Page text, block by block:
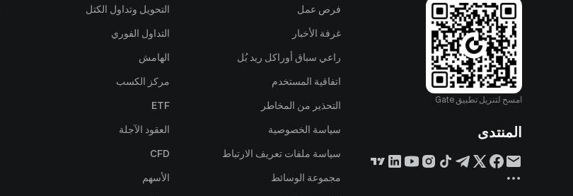
امسح لتنزيل تطبيق Gate
المنتدى
فرص عمل
غرفة الأخبار
راعي سباق أوراكل ريد بُل
اتفاقية المستخدم
التحذير من المخاطر
سياسة الخصوصية
سياسة ملفات تعريف الارتباط
مجموعة الوسائط
التحويل وتداول الكتل
التداول الفوري
الهامش
مركز الكسب
ETF
العقود الآجلة
CFD
الأسهم